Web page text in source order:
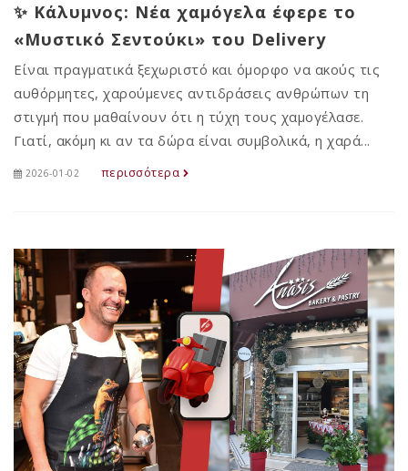
✨ Κάλυμνος: Νέα χαμόγελα έφερε το
«Μυστικό Σεντούκι» του Delivery
Είναι πραγματικά ξεχωριστό και όμορφο να ακούς τις
αυθόρμητες, χαρούμενες αντιδράσεις ανθρώπων τη
στιγμή που μαθαίνουν ότι η τύχη τους χαμογέλασε.
Γιατί, ακόμη κι αν τα δώρα είναι συμβολικά, η χαρά...
2026-01-02 περισσότερα